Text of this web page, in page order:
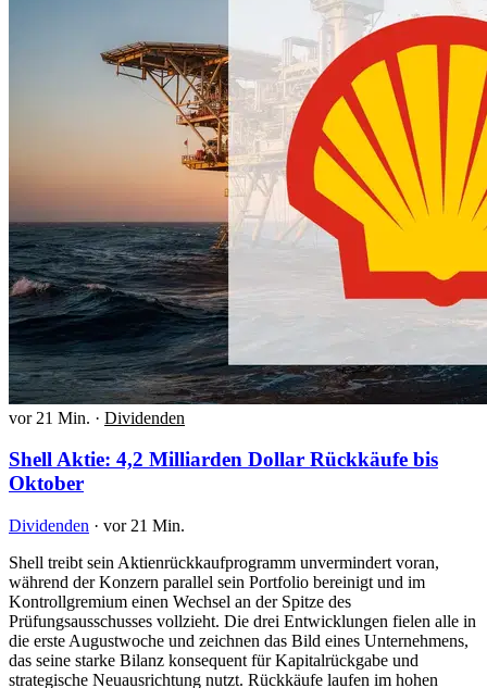
vor 21 Min. · Dividenden
Shell Aktie: 4,2 Milliarden Dollar Rückkäufe bis
Oktober
Dividenden · vor 21 Min.
Shell treibt sein Aktienrückkaufprogramm unvermindert voran,
während der Konzern parallel sein Portfolio bereinigt und im
Kontrollgremium einen Wechsel an der Spitze des
Prüfungsausschusses vollzieht. Die drei Entwicklungen fielen alle in
die erste Augustwoche und zeichnen das Bild eines Unternehmens,
das seine starke Bilanz konsequent für Kapitalrückgabe und
strategische Neuausrichtung nutzt. Rückkäufe laufen im hohen